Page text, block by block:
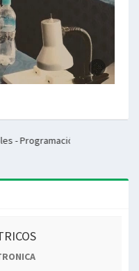
- Inglés - Francés -